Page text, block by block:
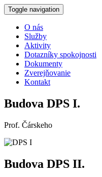
Toggle navigation
O nás
Služby
Aktivity
Dotazníky spokojnosti
Dokumenty
Zverejňovanie
Kontakt
Budova DPS I.
Prof. Čárskeho
Budova DPS II.